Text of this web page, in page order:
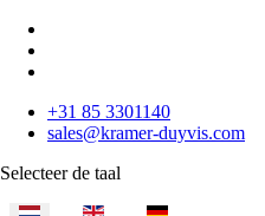
+31 85 3301140
sales@kramer-duyvis.com
Selecteer de taal